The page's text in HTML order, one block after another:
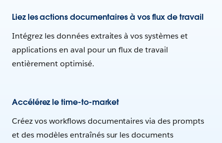
Liez les actions documentaires à vos flux de travail
Intégrez les données extraites à vos systèmes et
applications en aval pour un flux de travail
entièrement optimisé.
Accélérez le time-to-market
Créez vos workflows documentaires via des prompts
et des modèles entraînés sur les documents